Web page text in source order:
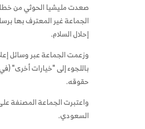
صعدت مليشيا الحوثي من
الجماعة غير المعترف بها
إحلال السلام.
باللجوء إلى "خيارات أخرى"
حقوقه.
واعتبرت الجماعة المصنفة
السعودي.